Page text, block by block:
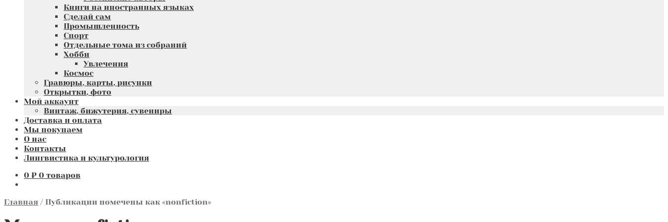
Книги на иностранных языках
Сделай сам
Промышленность
Спорт
Отдельные тома из собраний
Хобби
Увлечения
Космос
Гравюры, карты, рисунки
Открытки, фото
Мой аккаунт
Винтаж, бижутерия, сувениры
Доставка и оплата
Мы покупаем
О нас
Контакты
Лингвистика и культурология
0 ₽ 0 товаров
Главная / Публикации помечены как «nonfiction»